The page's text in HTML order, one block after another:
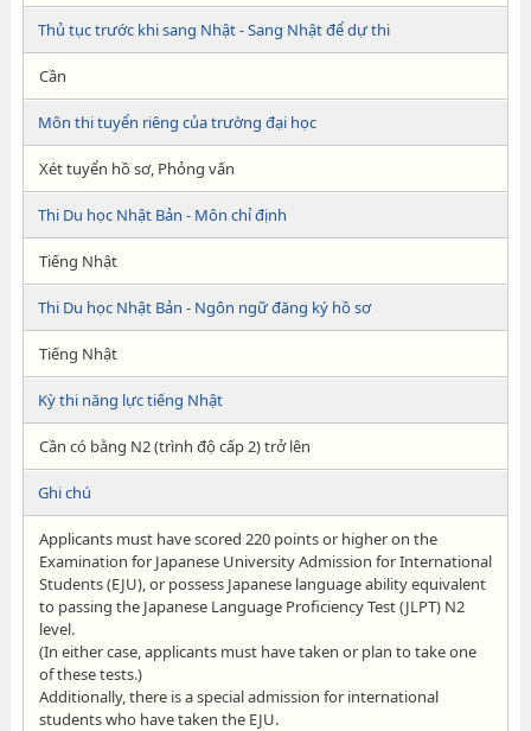
Thủ tục trước khi sang Nhật - Sang Nhật để dự thi
Cần
Môn thi tuyển riêng của trường đại học
Xét tuyển hồ sơ, Phỏng vấn
Thi Du học Nhật Bản - Môn chỉ định
Tiếng Nhật
Thi Du học Nhật Bản - Ngôn ngữ đăng ký hồ sơ
Tiếng Nhật
Kỳ thi năng lực tiếng Nhật
Cần có bằng N2 (trình độ cấp 2) trở lên
Ghi chú
Applicants must have scored 220 points or higher on the
Examination for Japanese University Admission for International
Students (EJU), or possess Japanese language ability equivalent
to passing the Japanese Language Proficiency Test (JLPT) N2
level.
(In either case, applicants must have taken or plan to take one
of these tests.)
Additionally, there is a special admission for international
students who have taken the EJU.